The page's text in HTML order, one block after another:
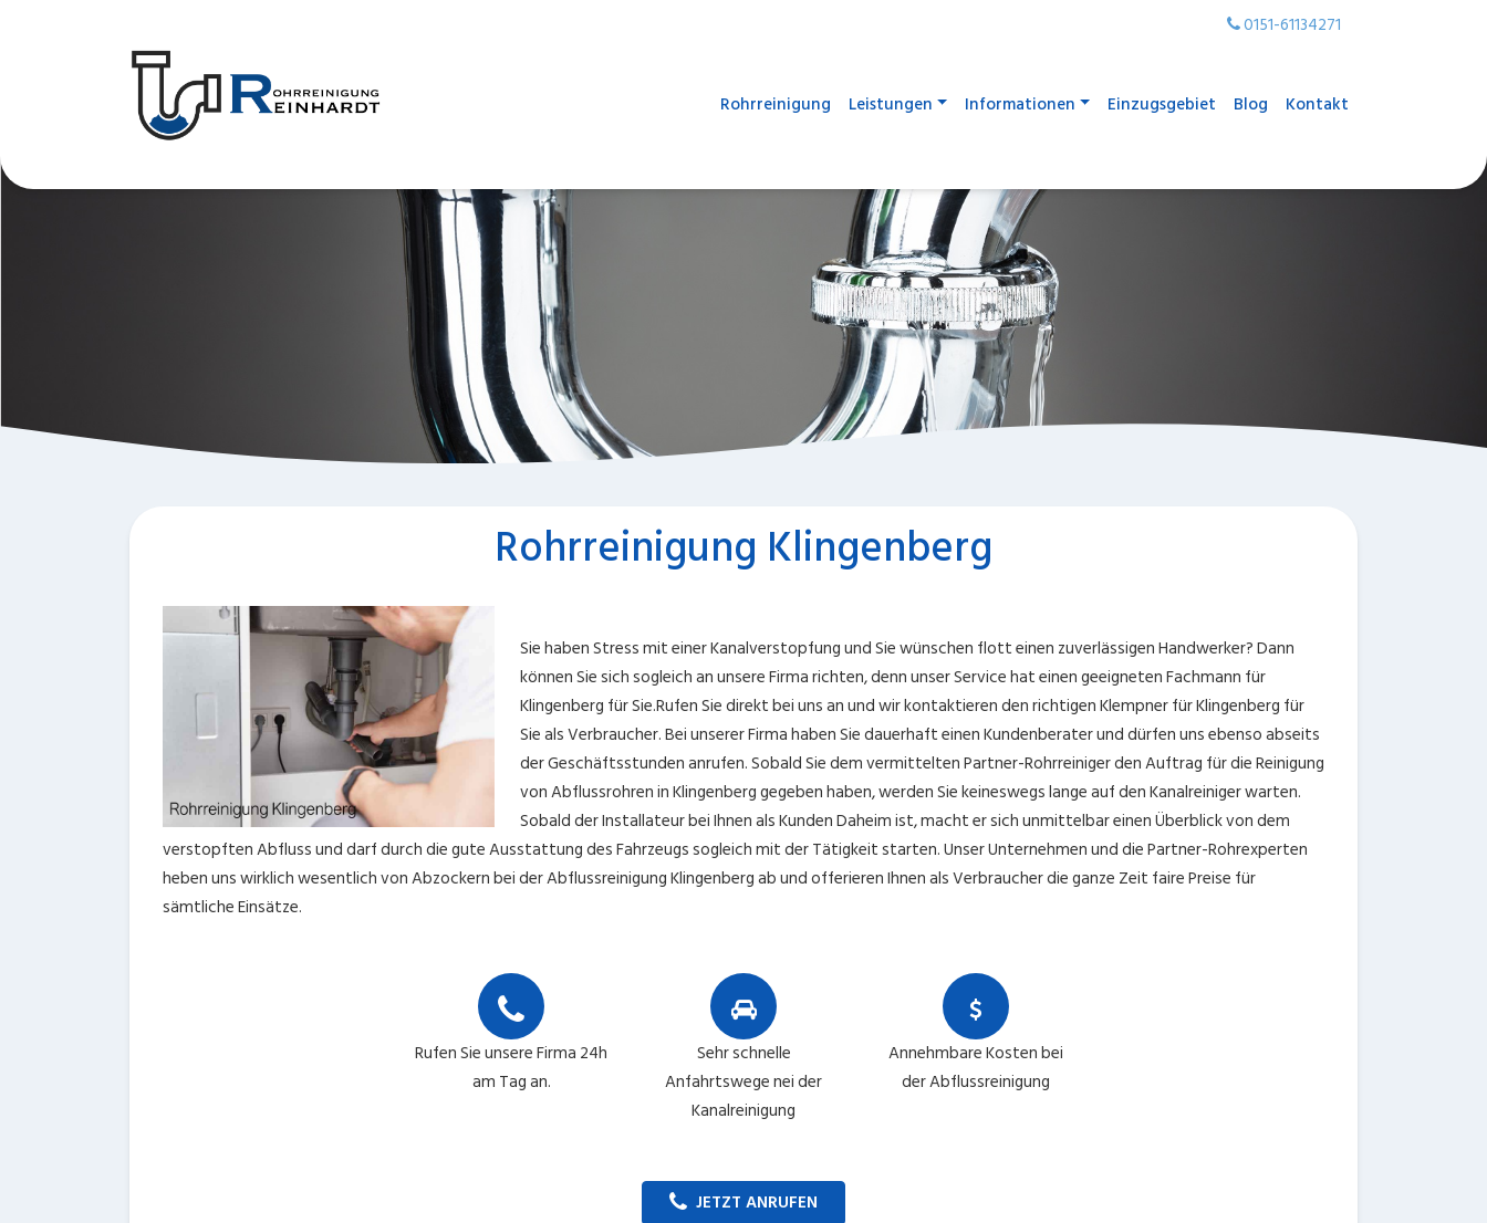
0151-61134271
Rohrreinigung Leistungen Informationen Einzugsgebiet Blog Kontakt
Rohrreinigung Klingenberg
Sie haben Stress mit einer Kanalverstopfung und Sie wünschen flott einen zuverlässigen Handwerker? Dann
können Sie sich sogleich an unsere Firma richten, denn unser Service hat einen geeigneten Fachmann für
Klingenberg für Sie.Rufen Sie direkt bei uns an und wir kontaktieren den richtigen Klempner für Klingenberg für
Sie als Verbraucher. Bei unserer Firma haben Sie dauerhaft einen Kundenberater und dürfen uns ebenso abseits
der Geschäftsstunden anrufen. Sobald Sie dem vermittelten Partner-Rohrreiniger den Auftrag für die Reinigung
von Abflussrohren in Klingenberg gegeben haben, werden Sie keineswegs lange auf den Kanalreiniger warten.
Sobald der Installateur bei Ihnen als Kunden Daheim ist, macht er sich unmittelbar einen Überblick von dem
verstopften Abfluss und darf durch die gute Ausstattung des Fahrzeugs sogleich mit der Tätigkeit starten. Unser Unternehmen und die Partner-Rohrexperten
heben uns wirklich wesentlich von Abzockern bei der Abflussreinigung Klingenberg ab und offerieren Ihnen als Verbraucher die ganze Zeit faire Preise für
sämtliche Einsätze.
Rufen Sie unsere Firma 24h
am Tag an.
Sehr schnelle
Anfahrtswege nei der
Kanalreinigung
Annehmbare Kosten bei
der Abflussreinigung
JETZT ANRUFEN